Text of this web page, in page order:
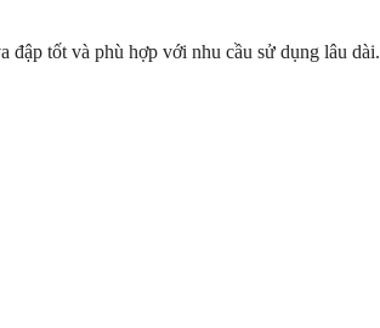
đập tốt và phù hợp với nhu cầu sử dụng lâu dài.